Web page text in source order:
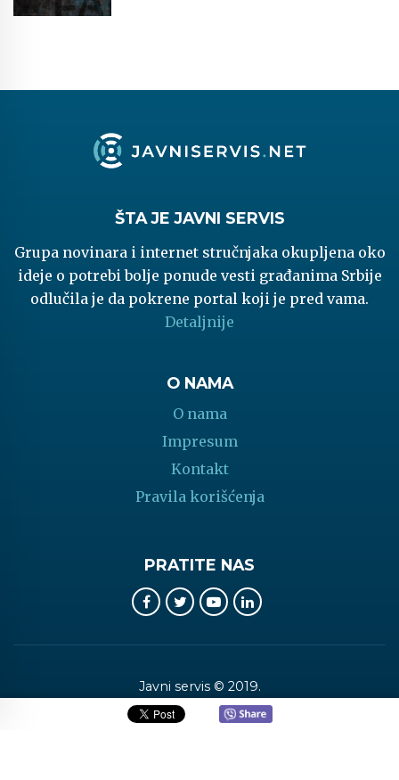
ŠTA JE JAVNI SERVIS
Grupa novinara i internet stručnjaka okupljena oko
ideje o potrebi bolje ponude vesti građanima Srbije
odlučila je da pokrene portal koji je pred vama.
Detaljnije
O NAMA
O nama
Impresum
Kontakt
Pravila korišćenja
PRATITE NAS
Javni servis © 2019.